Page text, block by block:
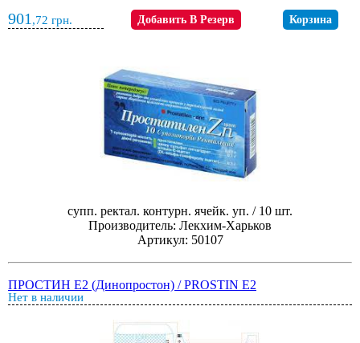
901 ,72 грн. Добавить В Резерв Корзина
супп. ректал. контурн. ячейк. уп. / 10 шт.
Производитель: Лекхим-Харьков
Артикул: 50107
ПРОСТИН E2 (Динопростон) / PROSTIN E2
Нет в наличии